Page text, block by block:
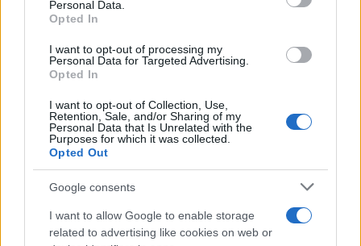
Personal Data.
Opted In
I want to opt-out of processing my
Personal Data for Targeted Advertising.
Opted In
I want to opt-out of Collection, Use,
Retention, Sale, and/or Sharing of my
Personal Data that Is Unrelated with the
Purposes for which it was collected.
Opted Out
Google consents
I want to allow Google to enable storage
related to advertising like cookies on web or